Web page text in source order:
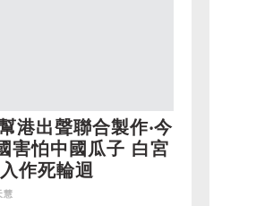
港出聲聯合製作‧今
害怕中國瓜子 白宮
作死輪迴
慧